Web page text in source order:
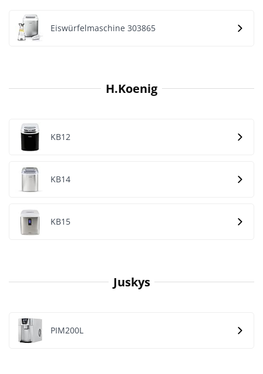
Eiswürfelmaschine 303865
H.Koenig
KB12
KB14
KB15
Juskys
PIM200L